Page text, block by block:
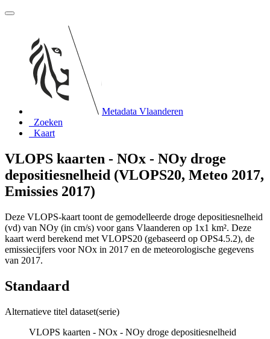
Metadata Vlaanderen
Zoeken
Kaart
VLOPS kaarten - NOx - NOy droge
depositiesnelheid (VLOPS20, Meteo 2017,
Emissies 2017)
Deze VLOPS-kaart toont de gemodelleerde droge depositiesnelheid
(vd) van NOy (in cm/s) voor gans Vlaanderen op 1x1 km². Deze
kaart werd berekend met VLOPS20 (gebaseerd op OPS4.5.2), de
emissiecijfers voor NOx in 2017 en de meteorologische gegevens
van 2017.
Standaard
Alternatieve titel dataset(serie)
VLOPS kaarten - NOx - NOy droge depositiesnelheid